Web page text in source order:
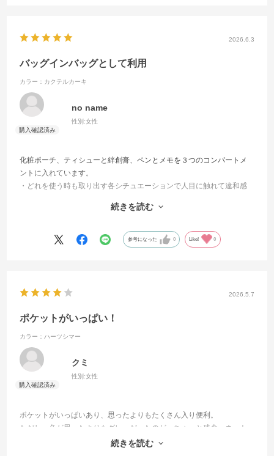
2026.6.3
バッグインバッグとして利用
カラー：カクテルカーキ
no name
性別:女性
化粧ポーチ、ティシューと絆創膏、ペンとメモを３つのコンパートメ
ントに入れています。
・どれを使う時も取り出す各シチュエーションで人目に触れて違和感
・バッグの中で滑りが良いこと、
のジップを閉めずに入れても中身が出てしまうことなく使う時スムー
続きを読む
参考になった 0 Like! 0
2026.5.7
ポケットがいっぱい！
カラー：ハーツシマー
クミ
性別:女性
ポケットがいっぱいあり、思ったよりもたくさん入り便利。
ただし、色が思ったよりもグレーだったのが、ちょっと残念。ネット
の写真からは、白を想像していたので。プレゼントしたお嫁ちゃんが
続きを読む